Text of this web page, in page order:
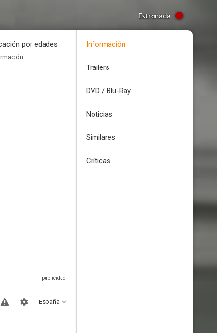
Estrenada
por edades
España
Información
Trailers
DVD / Blu-Ray
Noticias
Similares
Críticas